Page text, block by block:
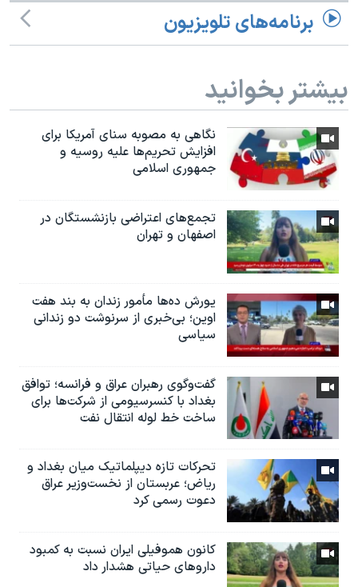
برنامه‌های تلویزیون
بیشتر بخوانید
نگاهی به مصوبه سنای آمریکا برای
افزایش تحریم‌ها علیه روسیه و
جمهوری اسلامی
تجمع‌های اعتراضی بازنشستگان در
اصفهان و تهران
یورش ده‌ها مأمور زندان به بند هفت
اوین؛ بی‌خبری از سرنوشت دو زندانی
سیاسی
گفت‌وگوی رهبران عراق و فرانسه؛ توافق
بغداد با کنسرسیومی از شرکت‌ها برای
ساخت خط لوله انتقال نفت
تحرکات تازه دیپلماتیک میان بغداد و
ریاض؛ عربستان از نخست‌وزیر عراق
دعوت رسمی کرد
کانون هموفیلی ایران نسبت به کمبود
داروهای حیاتی هشدار داد